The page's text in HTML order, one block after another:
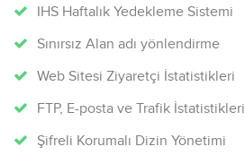
IHS Haftalık Yedekleme Sistemi
Sınırsız Alan adı yönlendirme
Web Sitesi Ziyaretçi İstatistikleri
FTP, E-posta ve Trafik İstatistikleri
Şifreli Korumalı Dizin Yönetimi